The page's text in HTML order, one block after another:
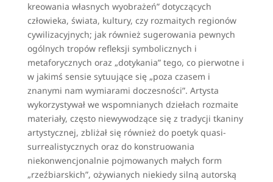
kreowania własnych wyobrażeń” dotyczących
człowieka, świata, kultury, czy rozmaitych regionów
cywilizacyjnych; jak również sugerowania pewnych
ogólnych tropów refleksji symbolicznych i
metaforycznych oraz „dotykania” tego, co pierwotne i
w jakimś sensie sytuujące się „poza czasem i
znanymi nam wymiarami doczesności”. Artysta
wykorzystywał we wspomnianych dziełach rozmaite
materiały, często niewywodzące się z tradycji tkaniny
artystycznej, zbliżał się również do poetyk quasi-
surrealistycznych oraz do konstruowania
niekonwencjonalnie pojmowanych małych form
„rzeźbiarskich”, ożywianych niekiedy silną autorską